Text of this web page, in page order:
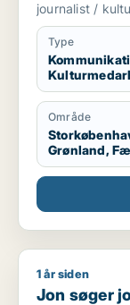
journalist /
Type
Område
Grønland,
Jon søger job
1 år siden
Jon søger